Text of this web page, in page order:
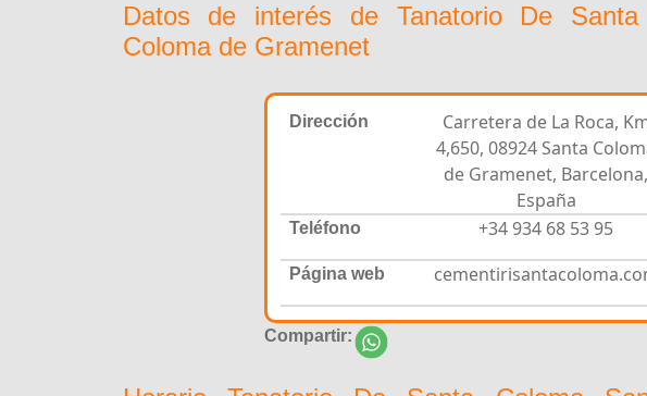
Datos de interés de Tanatorio De
Coloma de Gramenet
Dirección
Carretera de La Roca,
4,650, 08924 Santa
de Gramenet, Barcelona,
España
Teléfono +34 934 68 53 95
Página web
Compartir: